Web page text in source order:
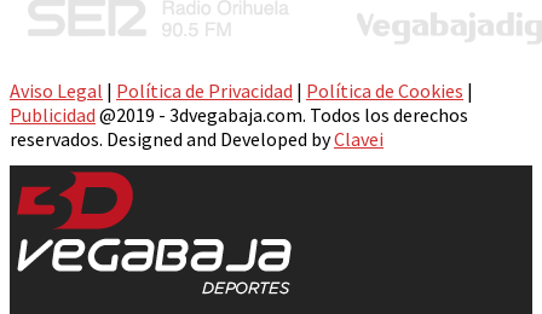
Aviso Legal | Política de Privacidad | Política de Cookies |
Publicidad @2019 - 3dvegabaja.com. Todos los derechos
reservados. Designed and Developed byClavei